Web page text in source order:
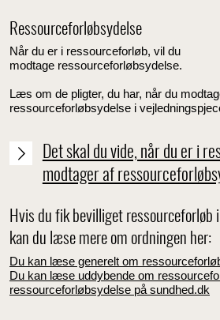
Ressourceforløbsydelse
Når du er i ressourceforløb, vil du
modtage ressourceforløbsydelse.
Læs om de pligter, du har, når du
ressourceforløbsydelse i
Det skal du vide, når du er i
modtager af
Hvis du fik bevilliget ressourceforløb
kan du læse mere om ordningen her:
Du kan læse generelt om
Du kan læse uddybende om
ressourceforløbsydelse på sundhed.dk